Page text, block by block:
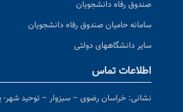
صندوق رفاه دانشجویان
سامانه حامیان صندوق رفاه دانشجویان
سایر دانشگاههای دولتی
اطلاعات تماس
نشانی: خراسان رضوی – سبزوار – توحید